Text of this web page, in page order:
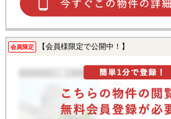
会員限定 【会員様限定で公開中！】